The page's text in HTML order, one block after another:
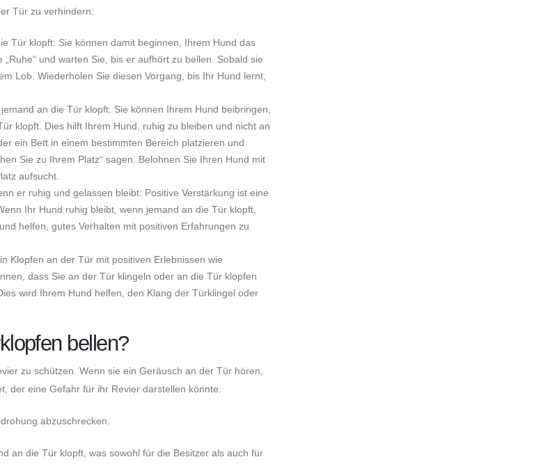
Tür zu verhindern:
Tür klopft: Sie können damit beginnen, Ihrem Hund das
und warten Sie, bis er aufhört zu bellen. Sobald sie
Lob. Wiederholen Sie diesen Vorgang, bis Ihr Hund lernt,
an die Tür klopft: Sie können Ihrem Hund beibringen,
klopft. Dies hilft Ihrem Hund, ruhig zu bleiben und nicht an
ein Bett in einem bestimmten Bereich platzieren und
Sie zu Ihrem Platz“ sagen. Belohnen Sie Ihren Hund mit
aufsucht.
er ruhig und gelassen bleibt: Positive Verstärkung ist eine
Ihr Hund ruhig bleibt, wenn jemand an die Tür klopft,
helfen, gutes Verhalten mit positiven Erfahrungen zu
Klopfen an der Tür mit positiven Erlebnissen wie
dass Sie an der Tür klingeln oder an die Tür klopfen
wird Ihrem Hund helfen, den Klang der Türklingel oder
bellen?
zu schützen. Wenn sie ein Geräusch an der Tür hören,
der eine Gefahr für ihr Revier darstellen könnte.
abzuschrecken.
an die Tür klopft, was sowohl für die Besitzer als auch für